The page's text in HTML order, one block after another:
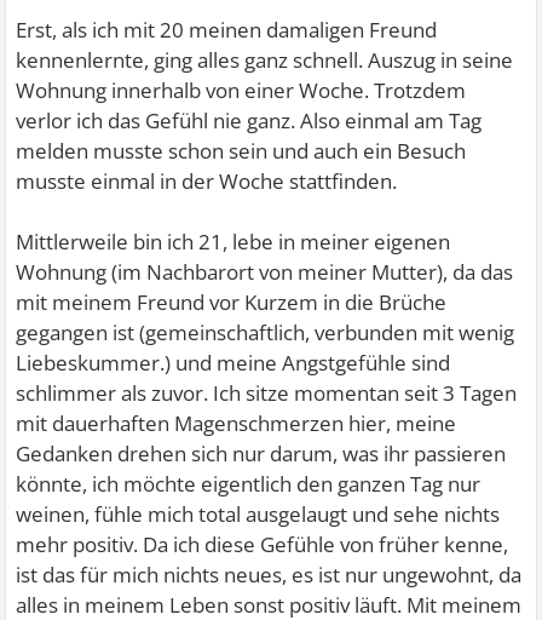
Erst, als ich mit 20 meinen damaligen Freund
kennenlernte, ging alles ganz schnell. Auszug in seine
Wohnung innerhalb von einer Woche. Trotzdem
verlor ich das Gefühl nie ganz. Also einmal am Tag
melden musste schon sein und auch ein Besuch
musste einmal in der Woche stattfinden.
Mittlerweile bin ich 21, lebe in meiner eigenen
Wohnung (im Nachbarort von meiner Mutter), da das
mit meinem Freund vor Kurzem in die Brüche
gegangen ist (gemeinschaftlich, verbunden mit wenig
Liebeskummer.) und meine Angstgefühle sind
schlimmer als zuvor. Ich sitze momentan seit 3 Tagen
mit dauerhaften Magenschmerzen hier, meine
Gedanken drehen sich nur darum, was ihr passieren
könnte, ich möchte eigentlich den ganzen Tag nur
weinen, fühle mich total ausgelaugt und sehe nichts
mehr positiv. Da ich diese Gefühle von früher kenne,
ist das für mich nichts neues, es ist nur ungewohnt, da
alles in meinem Leben sonst positiv läuft. Mit meinem